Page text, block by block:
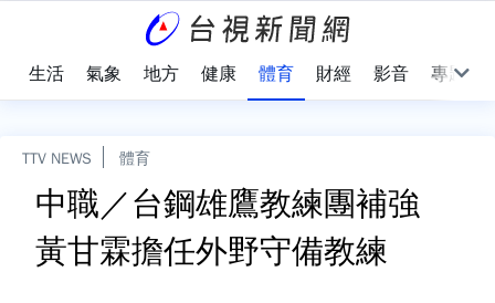
生活 氣象 地方 健康 體育 財經 影音 專題
TTV NEWS 體育
中職／台鋼雄鷹教練團補強
黃甘霖擔任外野守備教練